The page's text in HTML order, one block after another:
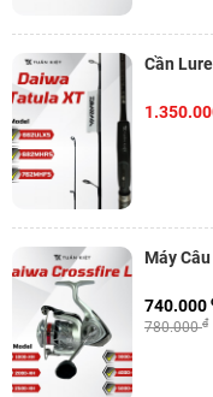
Máy
780.000đ
740.000